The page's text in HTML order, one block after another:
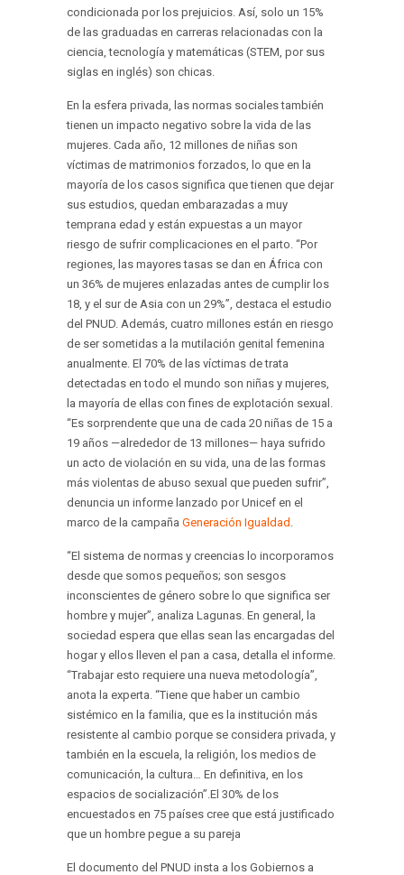
condicionada por los prejuicios. Así, solo un 15%
de las graduadas en carreras relacionadas con la
ciencia, tecnología y matemáticas (STEM, por sus
siglas en inglés) son chicas.
En la esfera privada, las normas sociales también
tienen un impacto negativo sobre la vida de las
mujeres. Cada año, 12 millones de niñas son
víctimas de matrimonios forzados, lo que en la
mayoría de los casos significa que tienen que dejar
sus estudios, quedan embarazadas a muy
temprana edad y están expuestas a un mayor
riesgo de sufrir complicaciones en el parto. “Por
regiones, las mayores tasas se dan en África con
un 36% de mujeres enlazadas antes de cumplir los
18, y el sur de Asia con un 29%”, destaca el estudio
del PNUD. Además, cuatro millones están en riesgo
de ser sometidas a la mutilación genital femenina
anualmente. El 70% de las víctimas de trata
detectadas en todo el mundo son niñas y mujeres,
la mayoría de ellas con fines de explotación sexual.
“Es sorprendente que una de cada 20 niñas de 15 a
19 años —alrededor de 13 millones— haya sufrido
un acto de violación en su vida, una de las formas
más violentas de abuso sexual que pueden sufrir”,
denuncia un informe lanzado por Unicef en el
marco de la campaña Generación Igualdad .
“El sistema de normas y creencias lo incorporamos
desde que somos pequeños; son sesgos
inconscientes de género sobre lo que significa ser
hombre y mujer”, analiza Lagunas. En general, la
sociedad espera que ellas sean las encargadas del
hogar y ellos lleven el pan a casa, detalla el informe.
“Trabajar esto requiere una nueva metodología”,
anota la experta. “Tiene que haber un cambio
sistémico en la familia, que es la institución más
resistente al cambio porque se considera privada, y
también en la escuela, la religión, los medios de
comunicación, la cultura… En definitiva, en los
espacios de socialización”.El 30% de los
encuestados en 75 países cree que está justificado
que un hombre pegue a su pareja
El documento del PNUD insta a los Gobiernos a